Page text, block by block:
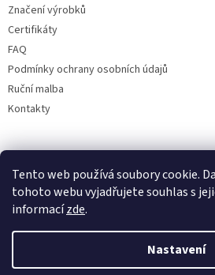
Tento web používá soubory cookie.
tohoto webu vyjadřujete souhlas s
informacízde.
Nastavení
Značení výrobků
Certifikáty
FAQ
Podmínky ochrany osobních údajů
Ruční malba
Kontakty
Facebook